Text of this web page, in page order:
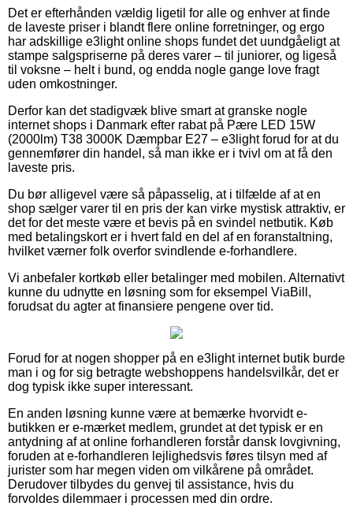
Det er efterhånden vældig ligetil for alle og enhver at finde
de laveste priser i blandt flere online forretninger, og ergo
har adskillige e3light online shops fundet det uundgåeligt at
stampe salgspriserne på deres varer – til juniorer, og ligeså
til voksne – helt i bund, og endda nogle gange love fragt
uden omkostninger.
Derfor kan det stadigvæk blive smart at granske nogle
internet shops i Danmark efter rabat på Pære LED 15W
(2000lm) T38 3000K Dæmpbar E27 – e3light forud for at du
gennemfører din handel, så man ikke er i tvivl om at få den
laveste pris.
Du bør alligevel være så påpasselig, at i tilfælde af at en
shop sælger varer til en pris der kan virke mystisk attraktiv, er
det for det meste være et bevis på en svindel netbutik. Køb
med betalingskort er i hvert fald en del af en foranstaltning,
hvilket værner folk overfor svindlende e-forhandlere.
Vi anbefaler kortkøb eller betalinger med mobilen. Alternativt
kunne du udnytte en løsning som for eksempel ViaBill,
forudsat du agter at finansiere pengene over tid.
Forud for at nogen shopper på en e3light internet butik burde
man i og for sig betragte webshoppens handelsvilkår, det er
dog typisk ikke super interessant.
En anden løsning kunne være at bemærke hvorvidt e-
butikken er e-mærket medlem, grundet at det typisk er en
antydning af at online forhandleren forstår dansk lovgivning,
foruden at e-forhandleren lejlighedsvis føres tilsyn med af
jurister som har megen viden om vilkårene på området.
Derudover tilbydes du genvej til assistance, hvis du
forvoldes dilemmaer i processen med din ordre.